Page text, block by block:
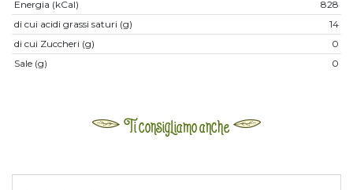
Energia (kCal)
828
di cui acidi grassi saturi (g)
14
di cui Zuccheri (g)
0
Sale (g)
0
Ti consigliamo anche